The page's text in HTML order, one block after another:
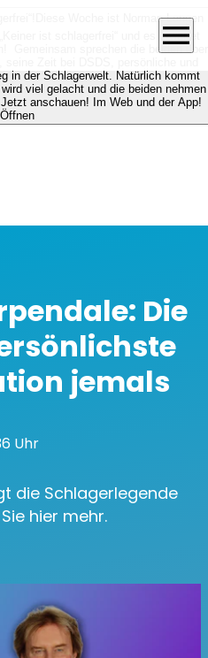
Diese Woche ist Norman Langen
ist schlagerfrei“ und es erwartet
Gemeinsam sprechen die beiden über
Zeit bei DSDS, persönliche und
in der Schlagerwelt. Natürlich kommt
viel gelacht und die beiden nehmen
anschauen! Im Web und der App!
Öffnen
menu
Die
jemals
Uhr
die Schlagerlegende
hier mehr.